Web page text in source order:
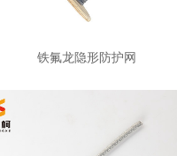
铁氟龙隐形防护网